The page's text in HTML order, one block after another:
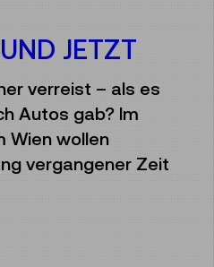
JETZT
verreist – als es
Autos gab? Im
Wien wollen
vergangener Zeit